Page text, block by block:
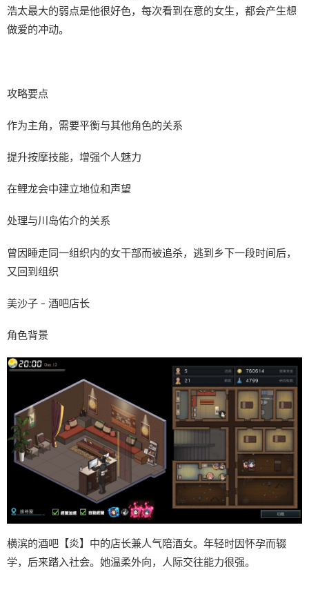
浩太最大的弱点是他很好色，每次看到在意的女生，都会产生想
做爱的冲动。
攻略要点
作为主角，需要平衡与其他角色的关系
提升按摩技能，增强个人魅力
在鲤龙会中建立地位和声望
处理与川岛佑介的关系
曾因睡走同一组织内的女干部而被追杀，逃到乡下一段时间后，
又回到组织
美沙子 - 酒吧店长
角色背景
横滨的酒吧【炎】中的店长兼人气陪酒女。年轻时因怀孕而辍
学，后来踏入社会。她温柔外向，人际交往能力很强。